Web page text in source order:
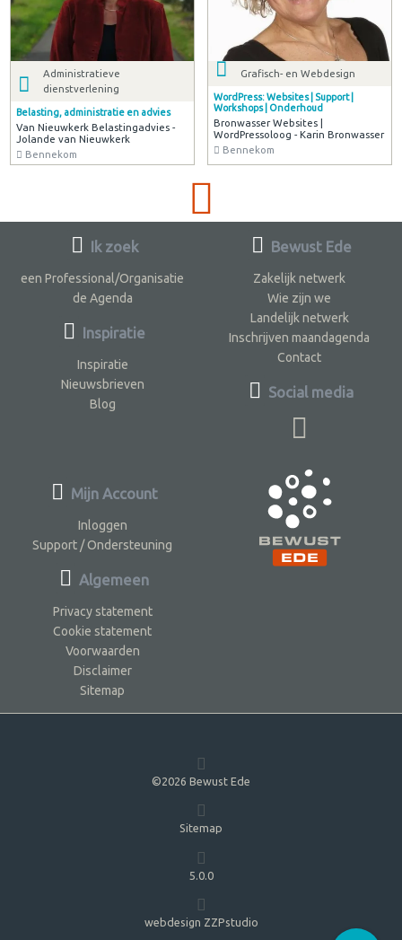
Administratieve
dienstverlening
Belasting, administratie en advies
Van Nieuwkerk Belastingadvies -
Jolande van Nieuwkerk
Bennekom
Grafisch- en Webdesign
WordPress: Websites | Support |
Workshops | Onderhoud
Bronwasser Websites |
WordPressoloog - Karin Bronwasser
Bennekom
Ik zoek
een Professional/Organisatie
de Agenda
Inspiratie
Inspiratie
Nieuwsbrieven
Blog
Bewust Ede
Zakelijk netwerk
Wie zijn we
Landelijk netwerk
Inschrijven maandagenda
Contact
Social media
Mijn Account
Inloggen
Support / Ondersteuning
Algemeen
Privacy statement
Cookie statement
Voorwaarden
Disclaimer
Sitemap
©2026 Bewust Ede
Sitemap
5.0.0
webdesign ZZPstudio